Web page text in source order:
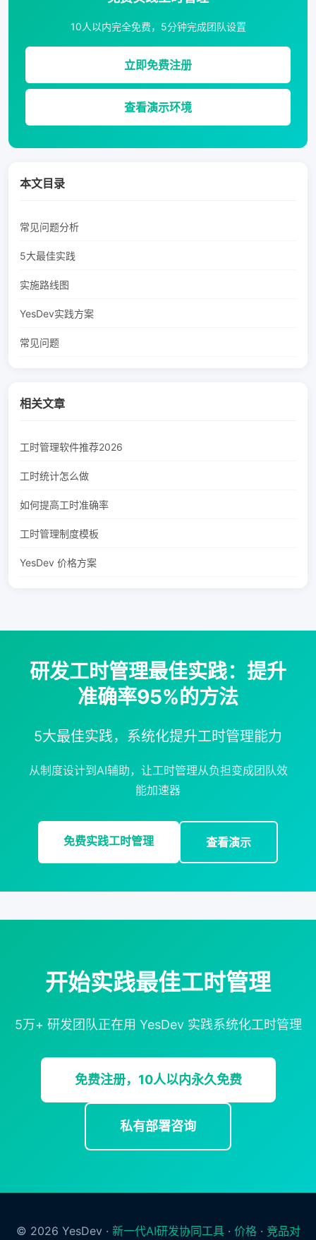
10人以内完全免费，5分钟完成团队设置
立即免费注册
查看演示环境
本文目录
常见问题分析
5大最佳实践
实施路线图
YesDev实践方案
常见问题
相关文章
工时管理软件推荐2026
工时统计怎么做
如何提高工时准确率
工时管理制度模板
YesDev 价格方案
研发工时管理最佳实践：提升
准确率95%的方法
5大最佳实践，系统化提升工时管理能力
从制度设计到AI辅助，让工时管理从负担变成团队效
能加速器
免费实践工时管理 查看演示
开始实践最佳工时管理
5万+ 研发团队正在用 YesDev 实践系统化工时管理
免费注册，10人以内永久免费
私有部署咨询
© 2026 YesDev · 新一代AI研发协同工具· 价格· 竞品对